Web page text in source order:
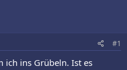
#1
ich ins Grübeln. Ist es